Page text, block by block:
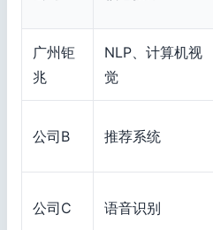
广州钜
兆
NLP、计算机视
觉
公司B 推荐系统
公司C 语音识别